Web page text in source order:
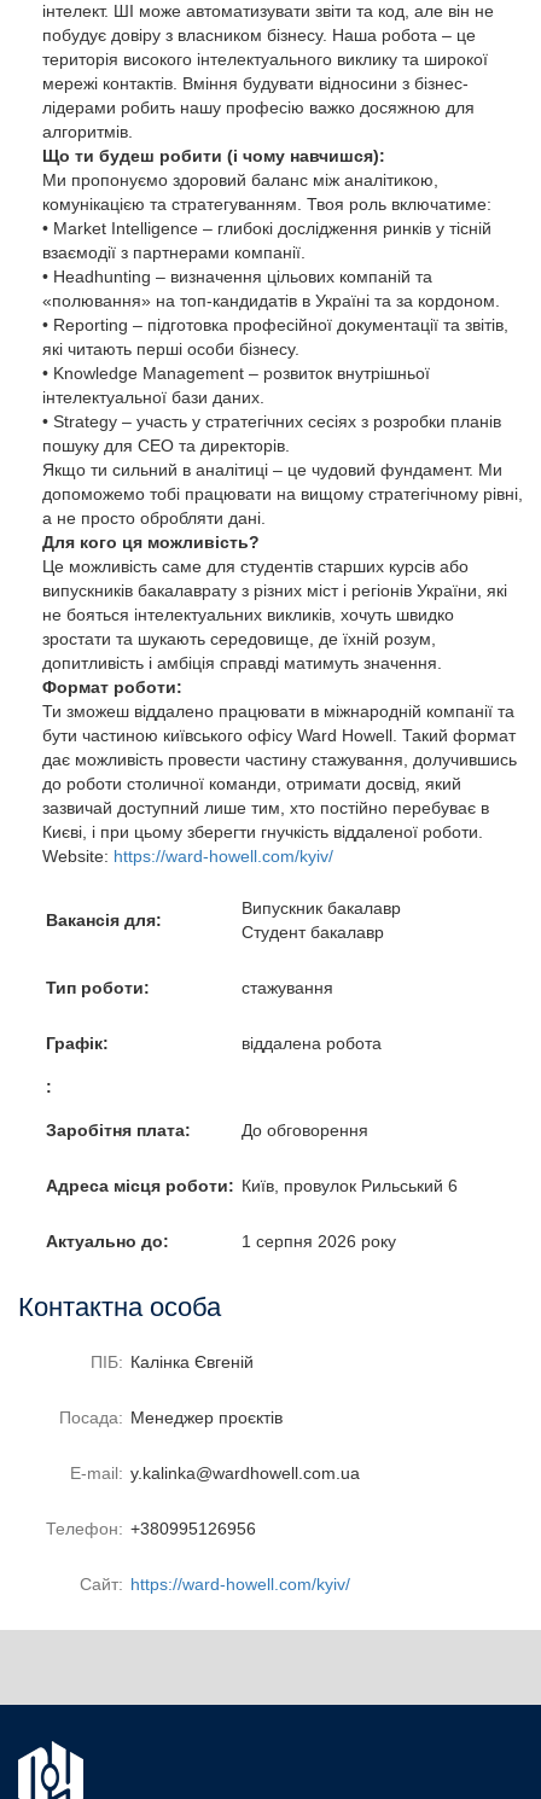
інтелект. ШІ може автоматизувати звіти та код, але він не
побудує довіру з власником бізнесу. Наша робота – це
територія високого інтелектуального виклику та широкої
мережі контактів. Вміння будувати відносини з бізнес-
лідерами робить нашу професію важко досяжною для
алгоритмів.
Що ти будеш робити (і чому навчишся):
Ми пропонуємо здоровий баланс між аналітикою,
комунікацією та стратегуванням. Твоя роль включатиме:
• Market Intelligence – глибокі дослідження ринків у тісній
взаємодії з партнерами компанії.
• Headhunting – визначення цільових компаній та
«полювання» на топ-кандидатів в Україні та за кордоном.
• Reporting – підготовка професійної документації та звітів,
які читають перші особи бізнесу.
• Knowledge Management – розвиток внутрішньої
інтелектуальної бази даних.
• Strategy – участь у стратегічних сесіях з розробки планів
пошуку для CEO та директорів.
Якщо ти сильний в аналітиці – це чудовий фундамент. Ми
допоможемо тобі працювати на вищому стратегічному рівні,
а не просто обробляти дані.
Для кого ця можливість?
Це можливість саме для студентів старших курсів або
випускників бакалаврату з різних міст і регіонів України, які
не бояться інтелектуальних викликів, хочуть швидко
зростати та шукають середовище, де їхній розум,
допитливість і амбіція справді матимуть значення.
Формат роботи:
Ти зможеш віддалено працювати в міжнародній компанії та
бути частиною київського офісу Ward Howell. Такий формат
дає можливість провести частину стажування, долучившись
до роботи столичної команди, отримати досвід, який
зазвичай доступний лише тим, хто постійно перебуває в
Києві, і при цьому зберегти гнучкість віддаленої роботи.
Website: https://ward-howell.com/kyiv/
Вакансія для:
Випускник бакалавр
Студент бакалавр
Тип роботи: стажування
Графік: віддалена робота
:
Заробітня плата: До обговорення
Адреса місця роботи: Київ, провулок Рильський 6
Актуально до: 1 серпня 2026 року
Контактна особа
ПІБ: Калінка Євгеній
Посада: Менеджер проєктів
E-mail: y.kalinka@wardhowell.com.ua
Телефон: +380995126956
Сайт: https://ward-howell.com/kyiv/